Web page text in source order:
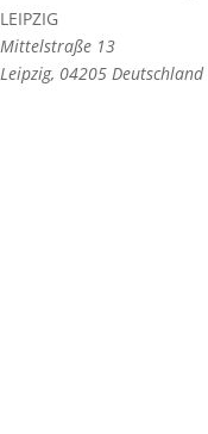
LEIPZIG
Mittelstraße 13
Leipzig, 04205 Deutschland